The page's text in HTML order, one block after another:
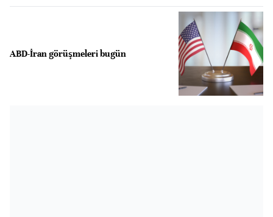
ABD-İran görüşmeleri bugün